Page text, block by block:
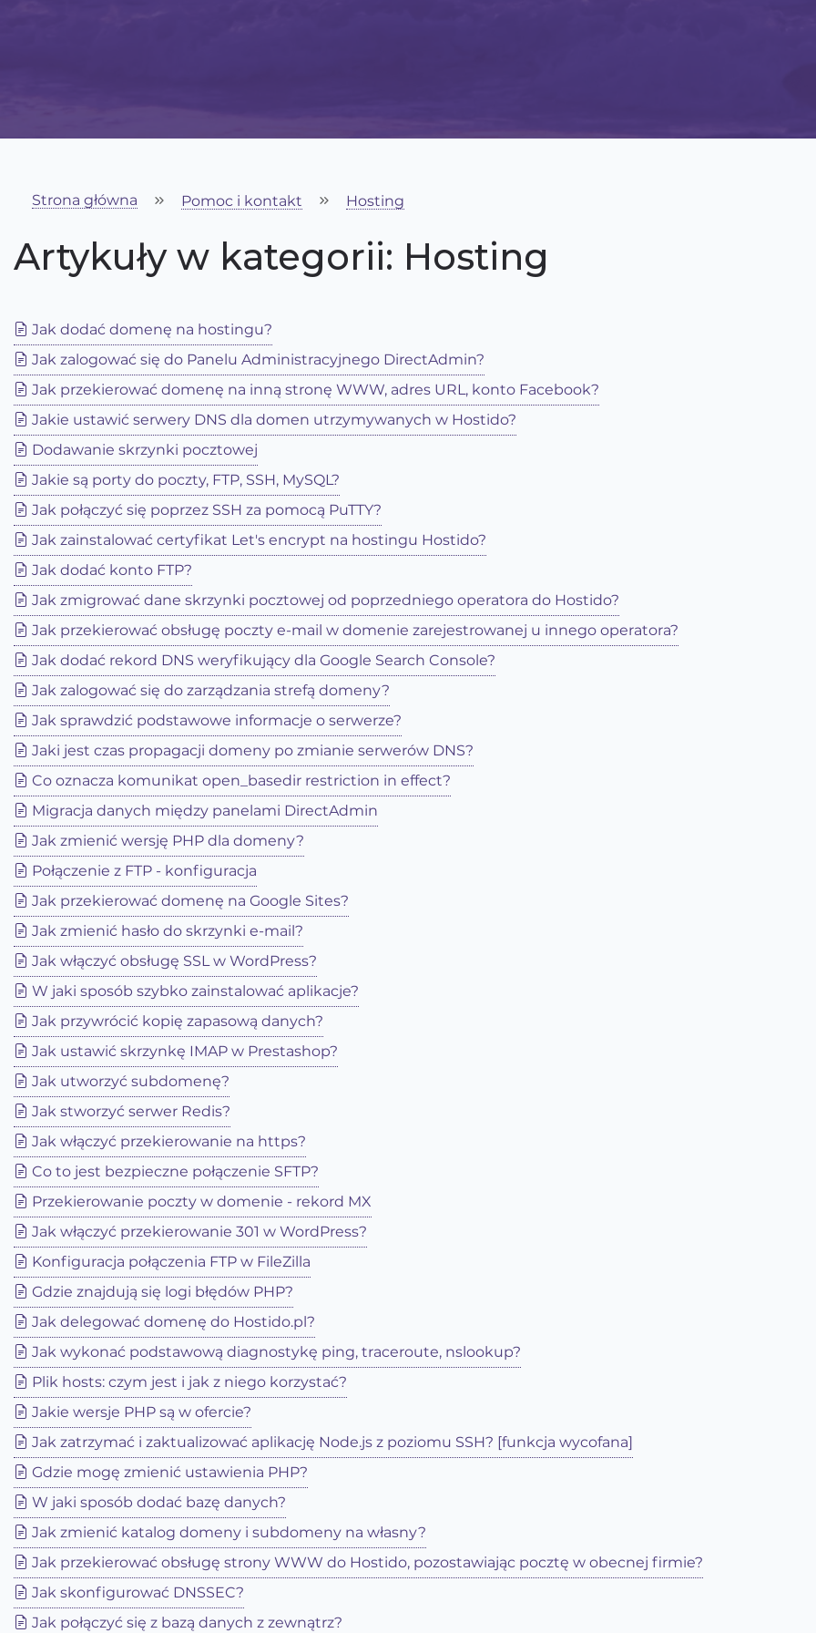
Strona główna Pomoc i kontakt Hosting
Artykuły w kategorii: Hosting
Jak dodać domenę na hostingu?
Jak zalogować się do Panelu Administracyjnego DirectAdmin?
Jak przekierować domenę na inną stronę WWW, adres URL, konto Facebook?
Jakie ustawić serwery DNS dla domen utrzymywanych w Hostido?
Dodawanie skrzynki pocztowej
Jakie są porty do poczty, FTP, SSH, MySQL?
Jak połączyć się poprzez SSH za pomocą PuTTY?
Jak zainstalować certyfikat Let's encrypt na hostingu Hostido?
Jak dodać konto FTP?
Jak zmigrować dane skrzynki pocztowej od poprzedniego operatora do Hostido?
Jak przekierować obsługę poczty e-mail w domenie zarejestrowanej u innego operatora?
Jak dodać rekord DNS weryfikujący dla Google Search Console?
Jak zalogować się do zarządzania strefą domeny?
Jak sprawdzić podstawowe informacje o serwerze?
Jaki jest czas propagacji domeny po zmianie serwerów DNS?
Co oznacza komunikat open_basedir restriction in effect?
Migracja danych między panelami DirectAdmin
Jak zmienić wersję PHP dla domeny?
Połączenie z FTP - konfiguracja
Jak przekierować domenę na Google Sites?
Jak zmienić hasło do skrzynki e-mail?
Jak włączyć obsługę SSL w WordPress?
W jaki sposób szybko zainstalować aplikacje?
Jak przywrócić kopię zapasową danych?
Jak ustawić skrzynkę IMAP w Prestashop?
Jak utworzyć subdomenę?
Jak stworzyć serwer Redis?
Jak włączyć przekierowanie na https?
Co to jest bezpieczne połączenie SFTP?
Przekierowanie poczty w domenie - rekord MX
Jak włączyć przekierowanie 301 w WordPress?
Konfiguracja połączenia FTP w FileZilla
Gdzie znajdują się logi błędów PHP?
Jak delegować domenę do Hostido.pl?
Jak wykonać podstawową diagnostykę ping, traceroute, nslookup?
Plik hosts: czym jest i jak z niego korzystać?
Jakie wersje PHP są w ofercie?
Jak zatrzymać i zaktualizować aplikację Node.js z poziomu SSH? [funkcja wycofana]
Gdzie mogę zmienić ustawienia PHP?
W jaki sposób dodać bazę danych?
Jak zmienić katalog domeny i subdomeny na własny?
Jak przekierować obsługę strony WWW do Hostido, pozostawiając pocztę w obecnej firmie?
Jak skonfigurować DNSSEC?
Jak połączyć się z bazą danych z zewnątrz?